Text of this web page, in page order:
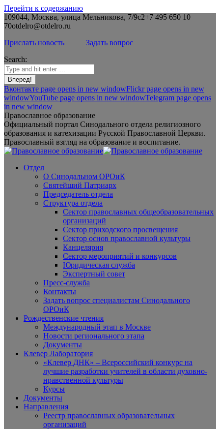
Перейти к содержанию
109044, Москва, улица Мельникова, 7/9с2+7 495 650 10
70otdelro@otdelro.ru
Прислать новость
Задать вопрос
Search:
Вконтакте page opens in new windowFlickr page opens in new
windowYouTube page opens in new windowTelegram page opens
in new window
Православное образование
Официальный портал Синодального отдела религиозного
образования и катехизации Русской Православной Церкви.
Православный взгляд на образование и воспитание.
Отдел
О Синодальном ОРОиК
Святейший Патриарх
Председатель отдела
Структура отдела
Сектор православных общеобразовательных
организаций
Сектор приходского просвещения
Сектор основ православной культуры
Канцелярия
Сектор мероприятий и конкурсов
Юридическая служба
Экспертный совет
Пресс-служба
Контакты
Задать вопрос специалистам Синодального
ОРОиК
Рождественские чтения
Международный этап в Москве
Новости регионального этапа
Документы
Клевер Лаборатория
«Клевер ДНК» – Всероссийский конкурс на
лучшие разработки учителей в области духовно-
нравственной культуры
Курсы
Документы
Направления
Реестр православных образовательных
организаций